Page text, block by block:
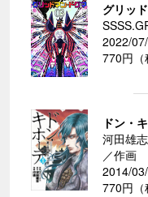
グリッ
2022/
770円（
ドン・
河田雄
／作画
2014/
770円（